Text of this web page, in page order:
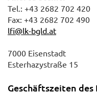
Tel.: +43 2682 702 420
Fax: +43 2682 702 490
lfi@lk-bgld.at
7000 Eisenstadt
Esterhazystraße 15
Geschäftszeiten des